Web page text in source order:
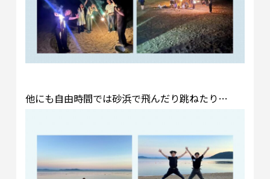
他にも自由時間では砂浜で飛んだり跳ねたり…